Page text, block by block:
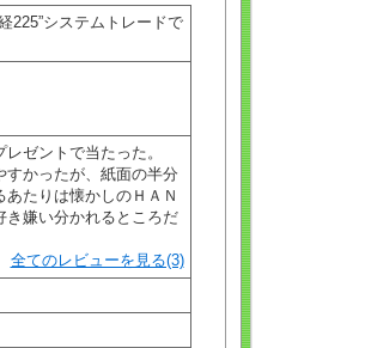
225”システムトレードで
ゼントで当たった。
すかったが、紙面の半分
たりは懐かしのＨＡＮ
き嫌い分かれるところだ
全てのレビューを見る(3)